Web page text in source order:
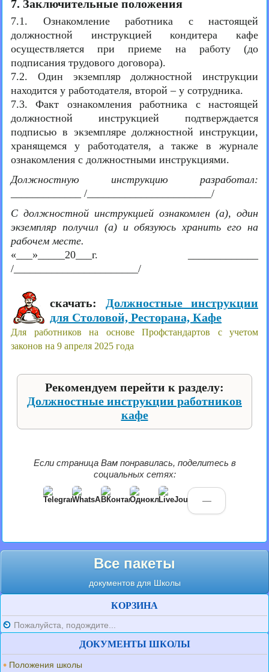
7. Заключительные положения
7.1. Ознакомление работника с настоящей
должностной инструкцией кондитера кафе
осуществляется при приеме на работу (до
подписания трудового договора).
7.2. Один экземпляр должностной инструкции
находится у работодателя, второй – у сотрудника.
7.3. Факт ознакомления работника с настоящей
должностной инструкцией подтверждается
подписью в экземпляре должностной инструкции,
хранящемся у работодателя, а также в журнале
ознакомления с должностными инструкциями.
Должностную инструкцию разработал:
_____________ /_______________________/
С должностной инструкцией ознакомлен (а), один
экземпляр получил (а) и обязуюсь хранить его на
рабочем месте.
«___»_____20___г. _____________
/_______________________/
скачать:
Должностные инструкции
для Столовой, Ресторана, Кафе
Для работников на основе Профстандартов с учетом
законов на 9 апреля 2025 года
Рекомендуем перейти к разделу:
Должностные инструкции работников
кафе
Если страница Вам понравилась, поделитесь в
социальных сетях:
—
Все пакеты
документов для Школы
КОРЗИНА
Пожалуйста, подождите...
ДОКУМЕНТЫ ШКОЛЫ
Положения школы